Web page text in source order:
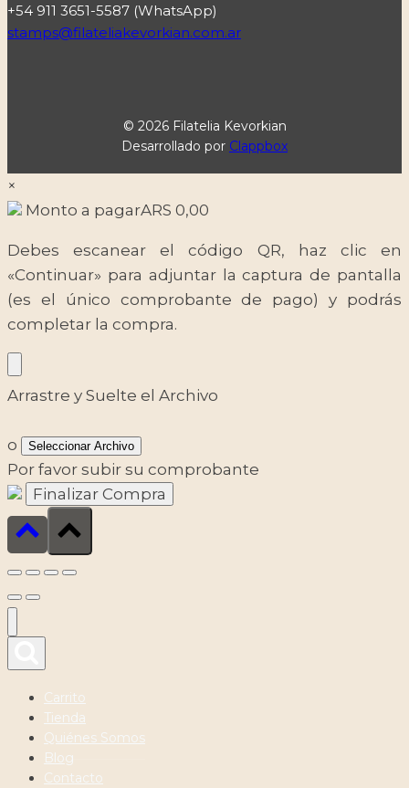
+54 911 3651-5587 (WhatsApp)
stamps@filateliakevorkian.com.ar
© 2026 Filatelia Kevorkian
Desarrollado por Clappbox
×
Monto a pagarARS 0,00
Debes escanear el código QR, haz clic en
«Continuar» para adjuntar la captura de pantalla
(es el único comprobante de pago) y podrás
completar la compra.
Arrastre y Suelte el Archivo
o Seleccionar Archivo
Por favor subir su comprobante
Carrito
Tienda
Quiénes Somos
Blog
Contacto